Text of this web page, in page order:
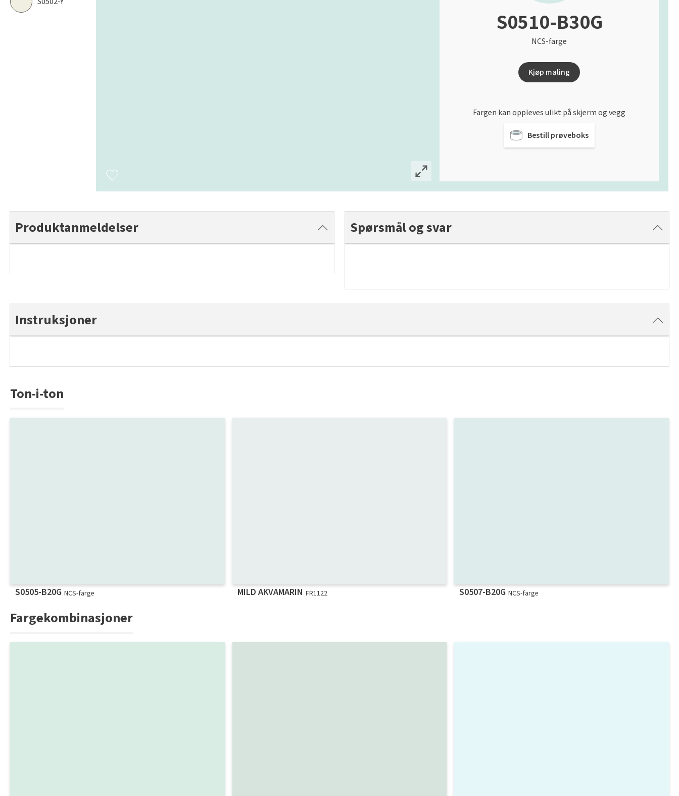
S0510-B30G
NCS-farge
Kjøp maling
Fargen kan oppleves ulikt på skjerm og vegg
Bestill prøveboks
Produktanmeldelser Spørsmål og svar
Instruksjoner
Ton-i-ton
S0505-B20G NCS-farge MILD AKVAMARIN FR1122 S0507-B20G NCS-farge
Fargekombinasjoner